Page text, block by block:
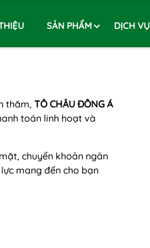
SẢN PHẨM DỊCH VỤ
thăm, TÔ CHÂU ĐÔNG Á
toán linh hoạt và
chuyển khoản ngân
mang đến cho bạn